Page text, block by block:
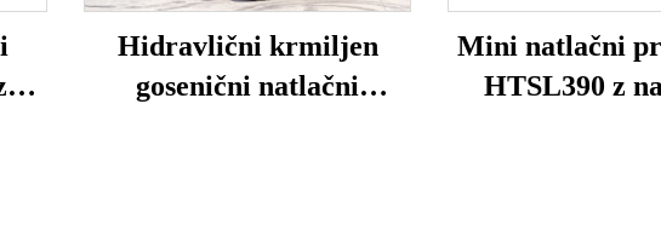
Hidravlični krmiljen
gosenični natlačni
Mini natlačni
HTSL390 z